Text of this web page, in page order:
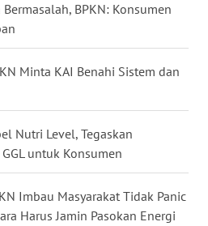
BPKN: Konsumen
Minta KAI Benahi Sistem dan
Nutri Level, Tegaskan
untuk Konsumen
Imbau Masyarakat Tidak Panic
Harus Jamin Pasokan Energi